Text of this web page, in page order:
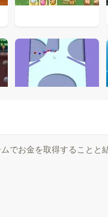
でお金を取得することと